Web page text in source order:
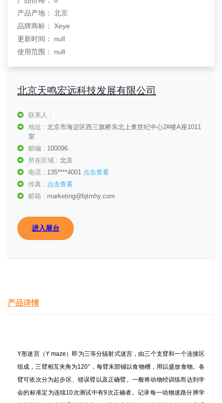
产品产地： 北京
品牌商标： Xeye
更新时间： null
使用范围： null
北京天鸣宏远科技发展有限公司
联系人 :
地址 : 北京市海淀区西三旗桥东北上奥世纪中心2#楼A座1011
室
邮编 : 100096
所在区域 : 北京
电话 : 135****4001 点击查看
传真 : 点击查看
邮箱 : marketing@bjtmhy.com
进入展台
产品详情
Y形迷宫（Y maze ）即为三等分辐射式迷宫，由三个支臂和一个连接区
组成，三臂相互夹角为120° ，每臂末部铺以食物槽，用以盛放食物。各
臂可依次分为起步区、错误臂以及正确臂。一般将动物经训练而达到学
会的标准定为连续10次测试中有9次正确者。记录每一动物迷路分辨学